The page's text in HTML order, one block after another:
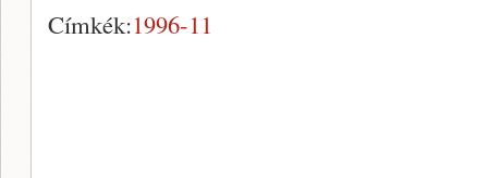
Címkék:1996-11